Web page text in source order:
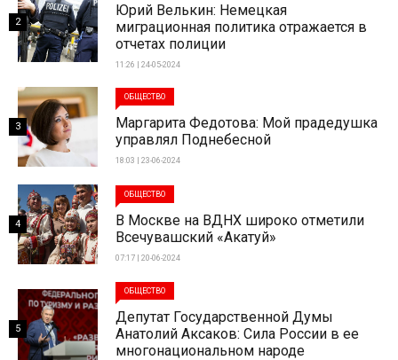
Юрий Велькин: Немецкая
миграционная политика отражается в
отчетах полиции
11:26 | 24-05-2024
2
ОБЩЕСТВО
Маргарита Федотова: Мой прадедушка
управлял Поднебесной
18:03 | 23-06-2024
3
ОБЩЕСТВО
В Москве на ВДНХ широко отметили
Всечувашский «Акатуй»
07:17 | 20-06-2024
4
ОБЩЕСТВО
Депутат Государственной Думы
Анатолий Аксаков: Сила России в ее
многонациональном народе
5